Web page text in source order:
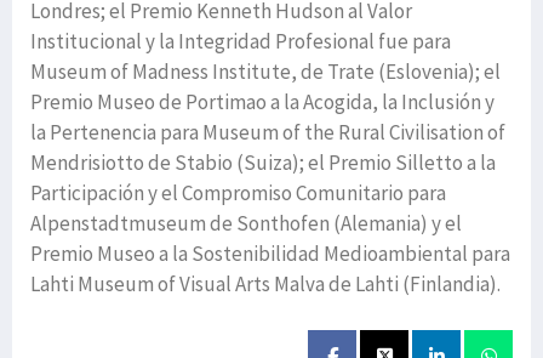
Londres; el Premio Kenneth Hudson al Valor
Institucional y la Integridad Profesional fue para
Museum of Madness Institute, de Trate (Eslovenia); el
Premio Museo de Portimao a la Acogida, la Inclusión y
la Pertenencia para Museum of the Rural Civilisation of
Mendrisiotto de Stabio (Suiza); el Premio Silletto a la
Participación y el Compromiso Comunitario para
Alpenstadtmuseum de Sonthofen (Alemania) y el
Premio Museo a la Sostenibilidad Medioambiental para
Lahti Museum of Visual Arts Malva de Lahti (Finlandia).